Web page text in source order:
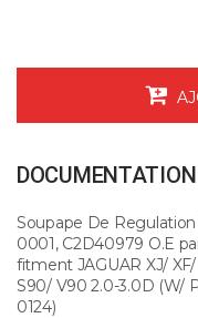
Soupape De
0001, C2D40979 O.E
fitment JAGUAR XJ/
S90/ V90 2.0-3.0D (W/
0124)